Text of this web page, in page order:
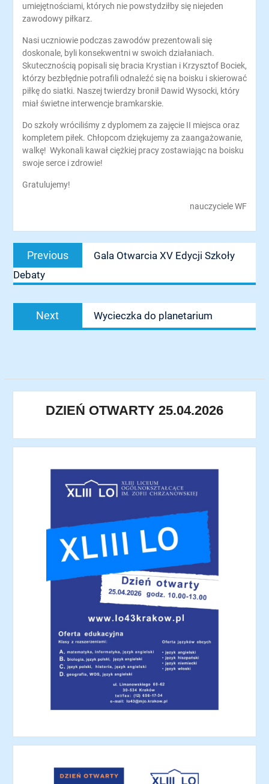
umiejętnościami, których nie powstydziłby się niejeden
zawodowy piłkarz.
Nasi uczniowie podczas zawodów prezentowali się
doskonale, byli konsekwentni w swoich działaniach.
Skutecznością popisali się bracia Krystian i Krzysztof Bociek,
którzy bezbłędnie potrafili odnaleźć się na boisku i skierować
piłkę do siatki. Naszej twierdzy bronił Dawid Wysocki, który
miał świetne interwencje bramkarskie.
Do szkoły wróciliśmy z dyplomem za zajęcie II miejsca oraz
kompletem piłek. Chłopcom dziękujemy za zaangażowanie,
walkę! Wykonali kawał ciężkiej pracy zostawiając na boisku
swoje serce i zdrowie!
Gratulujemy!
nauczyciele WF
Nawigacja
wpisu
Previous
Previous
post:
Gala Otwarcia XV Edycji Szkoły
Debaty
Next
post:
Wycieczka do planetarium
DZIEŃ OTWARTY 25.04.2026